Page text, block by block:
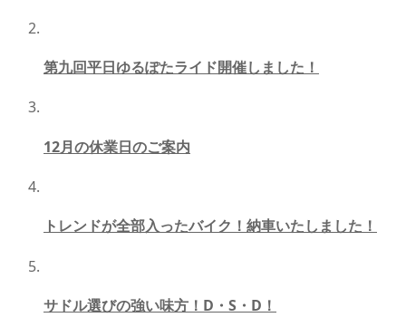
第九回平日ゆるぽたライド開催しました！
12月の休業日のご案内
トレンドが全部入ったバイク！納車いたしました！
サドル選びの強い味方！D・S・D！